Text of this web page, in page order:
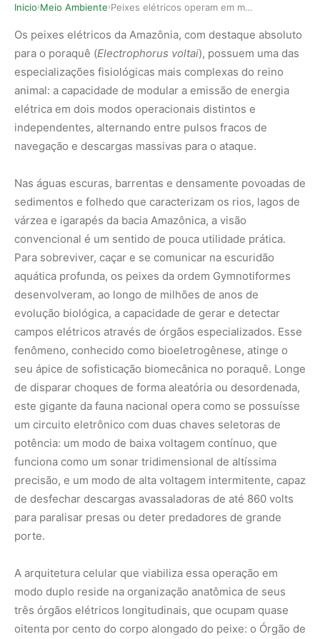
Inicio›Meio Ambiente› Peixes elétricos operam em modo duplo pulsos fr…
Os peixes elétricos da Amazônia, com destaque absoluto
para o poraquê (Electrophorus voltai), possuem uma das
especializações fisiológicas mais complexas do reino
animal: a capacidade de modular a emissão de energia
elétrica em dois modos operacionais distintos e
independentes, alternando entre pulsos fracos de
navegação e descargas massivas para o ataque.
Nas águas escuras, barrentas e densamente povoadas de
sedimentos e folhedo que caracterizam os rios, lagos de
várzea e igarapés da bacia Amazônica, a visão
convencional é um sentido de pouca utilidade prática.
Para sobreviver, caçar e se comunicar na escuridão
aquática profunda, os peixes da ordem Gymnotiformes
desenvolveram, ao longo de milhões de anos de
evolução biológica, a capacidade de gerar e detectar
campos elétricos através de órgãos especializados. Esse
fenômeno, conhecido como bioeletrogênese, atinge o
seu ápice de sofisticação biomecânica no poraquê. Longe
de disparar choques de forma aleatória ou desordenada,
este gigante da fauna nacional opera como se possuísse
um circuito eletrônico com duas chaves seletoras de
potência: um modo de baixa voltagem contínuo, que
funciona como um sonar tridimensional de altíssima
precisão, e um modo de alta voltagem intermitente, capaz
de desfechar descargas avassaladoras de até 860 volts
para paralisar presas ou deter predadores de grande
porte.
A arquitetura celular que viabiliza essa operação em
modo duplo reside na organização anatômica de seus
três órgãos elétricos longitudinais, que ocupam quase
oitenta por cento do corpo alongado do peixe: o Órgão de